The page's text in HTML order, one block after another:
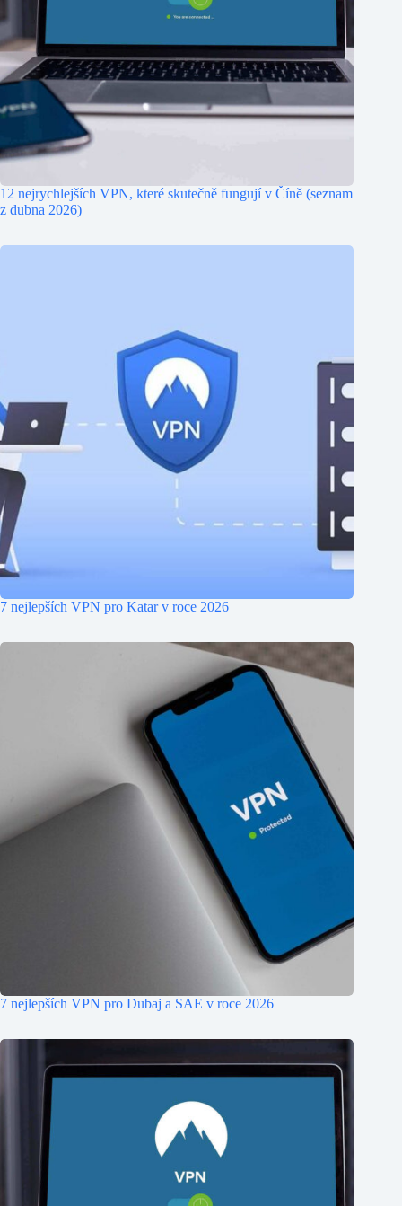
12 nejrychlejších VPN, které skutečně fungují v Číně (seznam
z dubna 2026)
7 nejlepších VPN pro Katar v roce 2026
7 nejlepších VPN pro Dubaj a SAE v roce 2026